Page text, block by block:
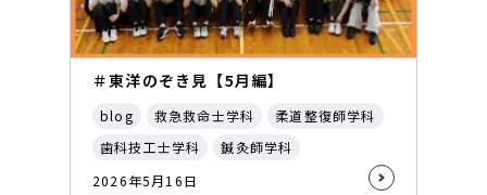
＃東洋のぞき見【5月編】
blog 救急救命士学科
柔道整復師学科
歯科技工士学科
鍼灸師学科
2026年5月16日